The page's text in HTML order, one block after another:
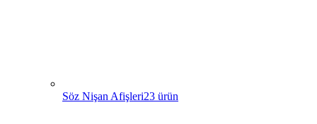
Söz Nişan Afişleri23 ürün